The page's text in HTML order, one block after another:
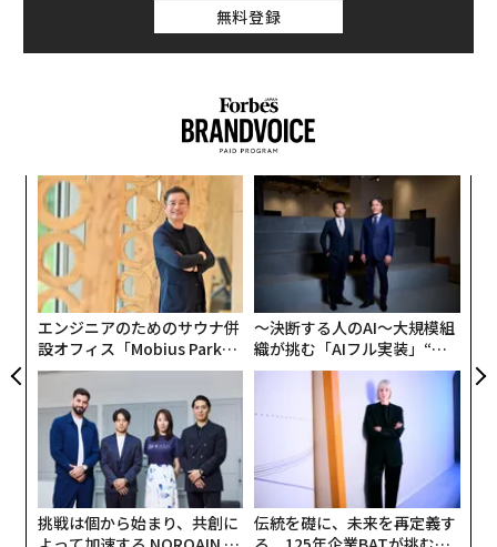
無料登録
エンジニアのためのサウナ併
設オフィス「Mobius Park」
がオープン──タマディック
が健康経営を徹底する理由
〜決断する人のAI〜大規模組
織が挑む「AIフル実装」“使
う”企業から“動く”企業へ【N
TTドコモビジネス×PwC】
挑戦は個から始まり、共創に
伝統を礎に、未来を再定義す